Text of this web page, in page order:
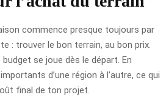
commence presque toujours par
: trouver le bon terrain, au bon prix.
se joue dès le départ. En
d’une région à l’autre, ce qui
final de ton projet.